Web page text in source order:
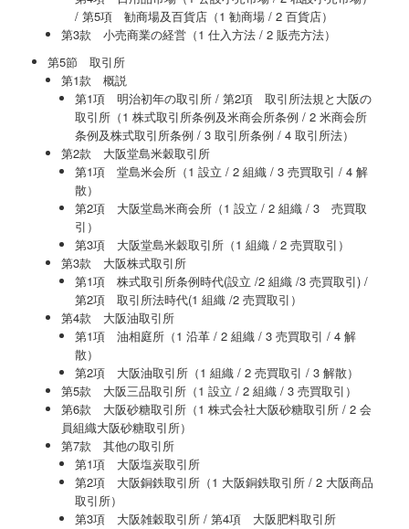
/ 第5項 勧商場及百貨店（1 勧商場 / 2 百貨店）
第3款 小売商業の経営（1 仕入方法 / 2 販売方法）
第5節 取引所
第1款 概説
第1項 明治初年の取引所 / 第2項 取引所法規と大阪の
取引所（1 株式取引所条例及米商会所条例 / 2 米商会所
条例及株式取引所条例 / 3 取引所条例 / 4 取引所法）
第2款 大阪堂島米穀取引所
第1項 堂島米会所（1 設立 / 2 組織 / 3 売買取引 / 4 解
散）
第2項 大阪堂島米商会所（1 設立 / 2 組織 / 3 売買取
引）
第3項 大阪堂島米穀取引所（1 組織 / 2 売買取引）
第3款 大阪株式取引所
第1項 株式取引所条例時代(設立 /2 組織 /3 売買取引) /
第2項 取引所法時代(1 組織 /2 売買取引）
第4款 大阪油取引所
第1項 油相庭所（1 沿革 / 2 組織 / 3 売買取引 / 4 解
散）
第2項 大阪油取引所（1 組織 / 2 売買取引 / 3 解散）
第5款 大阪三品取引所（1 設立 / 2 組織 / 3 売買取引）
第6款 大阪砂糖取引所（1 株式会社大阪砂糖取引所 / 2 会
員組織大阪砂糖取引所）
第7款 其他の取引所
第1項 大阪塩炭取引所
第2項 大阪銅鉄取引所（1 大阪銅鉄取引所 / 2 大阪商品
取引所）
第3項 大阪雑穀取引所 / 第4項 大阪肥料取引所